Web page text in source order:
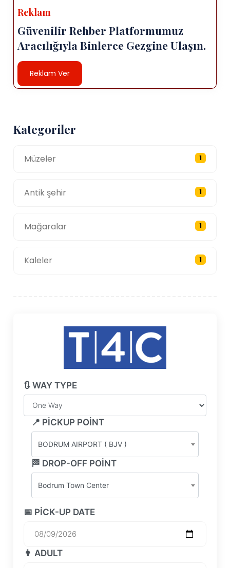
Reklam
Güvenilir Rehber Platformumuz
Aracılığıyla Binlerce Gezgine Ulaşın.
Reklam Ver
Kategoriler
Müzeler 1
Antik şehir 1
Mağaralar 1
Kaleler 1
🔃 WAY TYPE
📍 PICKUP POINT
BODRUM AIRPORT ( BJV )
🏁 DROP-OFF POINT
Bodrum Town Center
📅 PICK-UP DATE
👨 ADULT